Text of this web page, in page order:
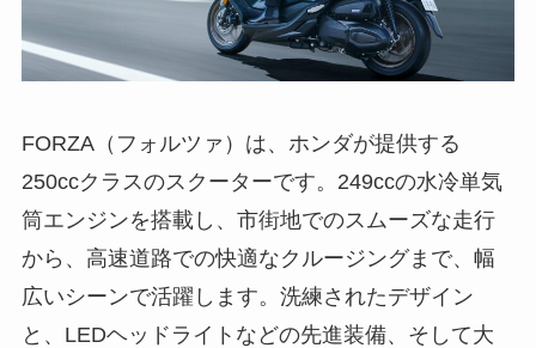
FORZA（フォルツァ）は、ホンダが提供する
250ccクラスのスクーターです。249ccの水冷単気
筒エンジンを搭載し、市街地でのスムーズな走行
から、高速道路での快適なクルージングまで、幅
広いシーンで活躍します。洗練されたデザイン
と、LEDヘッドライトなどの先進装備、そして大